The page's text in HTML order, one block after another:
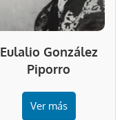
Eulalio González
Piporro
Ver más